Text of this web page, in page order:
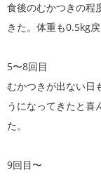
食後のむかつきの程
きた。体重も0.5kg
5〜8回目
むかつきが出ない日
うになってきたと喜
た。
9回目〜